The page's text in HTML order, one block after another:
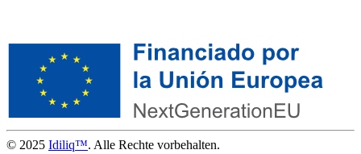
© 2025 Idiliq™. Alle Rechte vorbehalten.